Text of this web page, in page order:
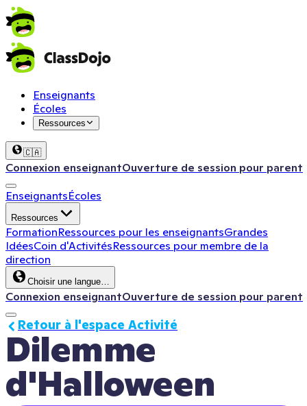
Enseignants
Écoles
Ressources
🇨🇦
Connexion enseignantOuverture de session pour parent
EnseignantsÉcoles
Ressources
FormationRessources pour les enseignantsGrandes
IdéesCoin d'ActivitésRessources pour membre de la
direction
Choisir une langue…
Connexion enseignantOuverture de session pour parent
Dilemme
d'Halloween
Retour à l'espace Activité